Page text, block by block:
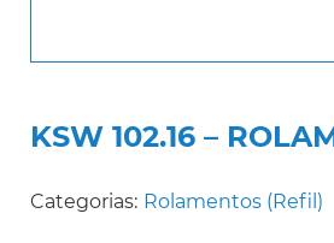
KSW 102.16 –
Categorias: Rolamentos (Refil)